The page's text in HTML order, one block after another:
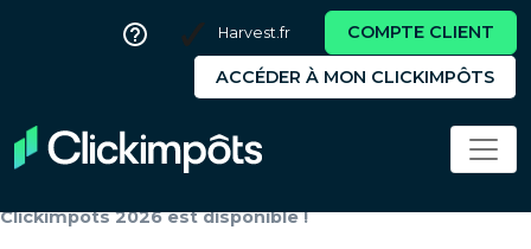
Harvest.fr COMPTE CLIENT
ACCÉDER À MON CLICKIMPÔTS
Bandeau annonce
Clickimpôts 2026 est disponible !